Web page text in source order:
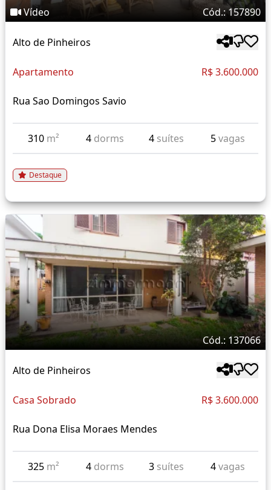
Vídeo Cód.: 157890
Alto de Pinheiros
Apartamento R$ 3.600.000
Rua Sao Domingos Savio
310 m² 4 dorms 4 suítes 5vagas
Destaque
Cód.: 137066
Alto de Pinheiros
Casa Sobrado R$ 3.600.000
Rua Dona Elisa Moraes Mendes
325 m² 4 dorms 3 suítes 4vagas